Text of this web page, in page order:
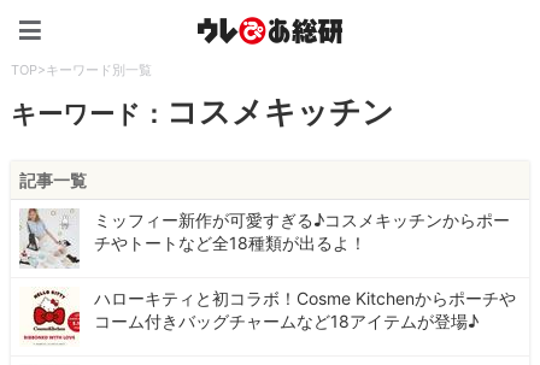
TOP>キーワード別一覧
キーワード： コスメキッチン
記事一覧
ミッフィー新作が可愛すぎる♪コスメキッチンからポー
チやトートなど全18種類が出るよ！
ハローキティと初コラボ！Cosme Kitchenからポーチや
コーム付きバッグチャームなど18アイテムが登場♪